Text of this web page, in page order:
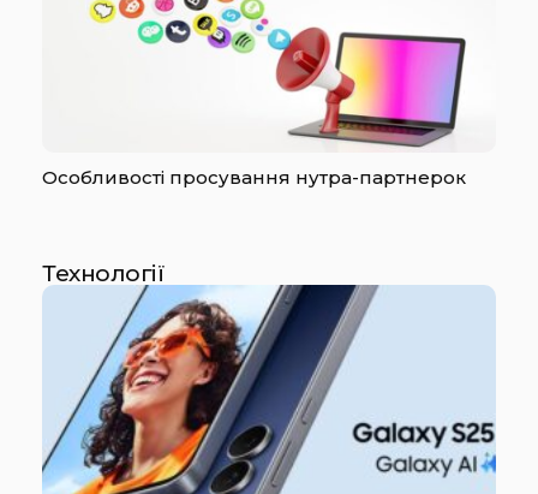
Особливості просування нутра-партнерок
Технології